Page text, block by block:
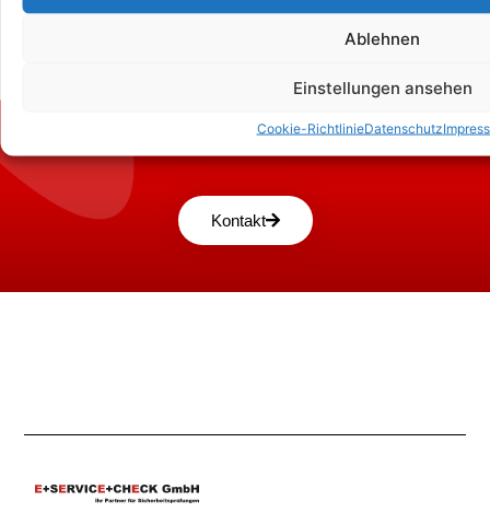
Ablehnen
Einstellungen ansehen
Cookie-RichtlinieDatenschutz
Zum Kontaktformular
Kontakt